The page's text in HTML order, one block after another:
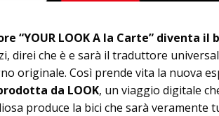
“YOUR LOOK A la Carte” diventa
direi che è e sarà il traduttore
originale. Così prende vita la nuova
da LOOK, un viaggio digitale
produce la bici che sarà veramente